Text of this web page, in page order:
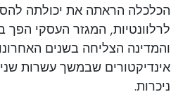
הכלכלה הראתה את יכולתה
לרלוונטיות, המגזר העסקי הפך
והמדינה הצליחה בשנים
אינדיקטורים שבמשך עשרות
ניכרות.